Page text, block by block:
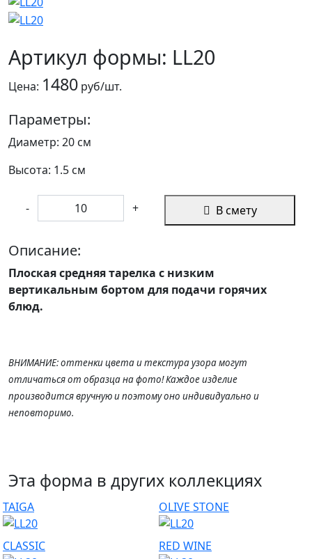
Артикул формы: LL20
Цена: 1480 руб/шт.
Параметры:
Диаметр: 20 см
Высота: 1.5 см
- + В смету
Описание:
Плоская средняя тарелка с низким
вертикальным бортом для подачи горячих
блюд.
ВНИМАНИЕ: оттенки цвета и текстура узора могут
отличаться от образца на фото! Каждое изделие
производится вручную и поэтому оно индивидуально и
неповторимо.
Эта форма в других коллекциях
TAIGA OLIVE STONE
CLASSIC RED WINE